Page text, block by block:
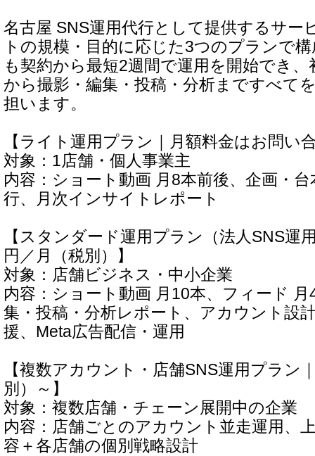
名古屋 SNS運用代行として提供するサー
トの規模・目的に応じた3つのプランで
も契約から最短2週間で運用を開始でき
から撮影・編集・投稿・分析まですべて
担います。
【ライト運用プラン｜月額料金はお問い
対象：1店舗・個人事業主
内容：ショート動画 月8本前後、企画・
行、月次インサイトレポート
【スタンダード運用プラン（法人SNS運
円／月（税別）】
対象：店舗ビジネス・中小企業
内容：ショート動画 月10本、フィード
集・投稿・分析レポート、アカウント設
援、Meta広告配信・運用
【複数アカウント・店舗SNS運用プラン
別）～】
対象：複数店舗・チェーン展開中の企業
内容：店舗ごとのアカウント並走運用、
容＋各店舗の個別戦略設計